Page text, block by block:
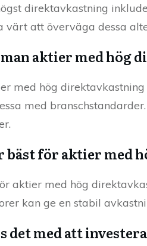
direktavkastning
värt att överväga dessa
aktier med hög
med hög
med
bäst för aktier med
aktier med hög
kan ge en stabil
det med att